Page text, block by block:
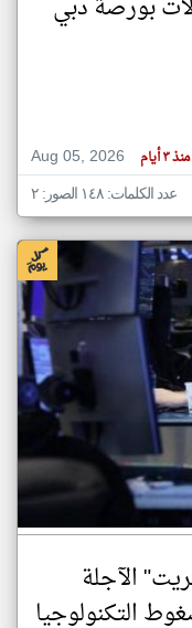
بورصة دبي
Aug 05, 2026
منذ ٣ أيام
عدد الكلمات: ١٤٨ الصور: ٢
الآجلة
التكنولوجيا